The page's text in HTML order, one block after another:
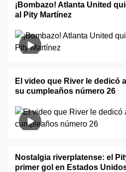
¡Bombazo! Atlanta United
al Pity Martínez
El video que River le dedicó
su cumpleaños número 26
Nostalgia riverplatense: el
primer gol en Estados